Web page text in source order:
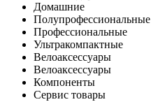
Домашние
Полупрофессиональные
Профессиональные
Ультракомпактные
Велоаксессуары
Велоаксессуары
Компоненты
Сервис товары